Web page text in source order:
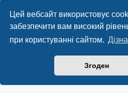
Цей вебсайт використовує
забезпечити вам високий
при користуванні сайтом.
Згоден